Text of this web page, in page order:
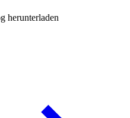
herunterladen